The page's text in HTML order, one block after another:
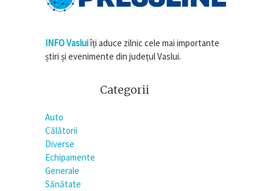
INFO Vasluiîți aduce zilnic cele mai importante
știri și evenimente din județul Vaslui.
Categorii
Auto
Călătorii
Diverse
Echipamente
Generale
Sănătate